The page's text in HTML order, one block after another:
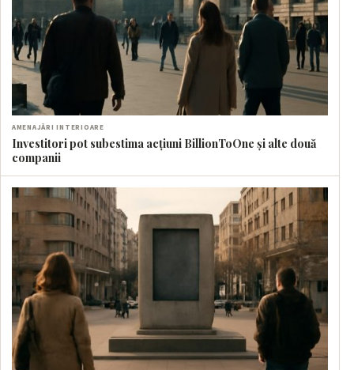
AMENAJĂRI INTERIOARE
Investitori pot subestima acțiuni BillionToOne și alte două
companii